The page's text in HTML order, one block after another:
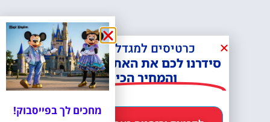
כרטיסים למגדל אייפל?
סידרנו לכם את האתר הכי אמין -
והמחיר הכי זול!
מחכים לך בפייסבוק!